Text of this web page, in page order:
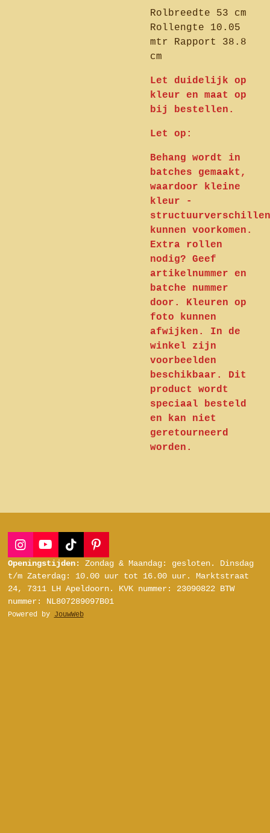
Rolbreedte 53 cm
Rollengte 10.05
mtr Rapport 38.8
cm
Let duidelijk op
kleur en maat op
bij bestellen.
Let op:
Behang wordt in
batches gemaakt,
waardoor kleine
kleur -
structuurverschillen
kunnen voorkomen.
Extra rollen
nodig? Geef
artikelnummer en
batche nummer
door. Kleuren op
foto kunnen
afwijken. In de
winkel zijn
voorbeelden
beschikbaar. Dit
product wordt
speciaal besteld
en kan niet
geretourneerd
worden.
I
n
s
a
g
r
Y
o
u
T
b
e
T
i
o
k
P
i
n
r
Openingstijden: Zondag & Maandag: gesloten.
Dinsdag
t/m Zaterdag: 10.00 uur tot 16.00 uur. Marktstraat
24, 7311 LH Apeldoorn.
KVK nummer: 23090822 BTW
nummer: NL807289097B01
Powered by JouwWeb